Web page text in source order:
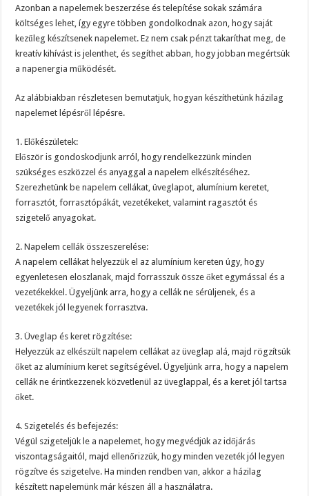
Azonban a napelemek beszerzése és telepítése sokak számára
költséges lehet, így egyre többen gondolkodnak azon, hogy saját
kezűleg készítsenek napelemet. Ez nem csak pénzt takaríthat meg, de
kreatív kihívást is jelenthet, és segíthet abban, hogy jobban megértsük
a napenergia működését.
Az alábbiakban részletesen bemutatjuk, hogyan készíthetünk házilag
napelemet lépésről lépésre.
1. Előkészületek:
Először is gondoskodjunk arról, hogy rendelkezzünk minden
szükséges eszközzel és anyaggal a napelem elkészítéséhez.
Szerezhetünk be napelem cellákat, üveglapot, alumínium keretet,
forrasztót, forrasztópákát, vezetékeket, valamint ragasztót és
szigetelő anyagokat.
2. Napelem cellák összeszerelése:
A napelem cellákat helyezzük el az alumínium kereten úgy, hogy
egyenletesen eloszlanak, majd forrasszuk össze őket egymással és a
vezetékekkel. Ügyeljünk arra, hogy a cellák ne sérüljenek, és a
vezetékek jól legyenek forrasztva.
3. Üveglap és keret rögzítése:
Helyezzük az elkészült napelem cellákat az üveglap alá, majd rögzítsük
őket az alumínium keret segítségével. Ügyeljünk arra, hogy a napelem
cellák ne érintkezzenek közvetlenül az üveglappal, és a keret jól tartsa
őket.
4. Szigetelés és befejezés:
Végül szigeteljük le a napelemet, hogy megvédjük az időjárás
viszontagságaitól, majd ellenőrizzük, hogy minden vezeték jól legyen
rögzítve és szigetelve. Ha minden rendben van, akkor a házilag
készített napelemünk már készen áll a használatra.